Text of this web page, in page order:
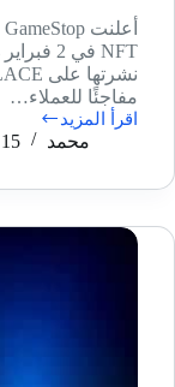
مفاجئًا للعملاء…
اقرأ المزيد
أعلنت
GameStop
عن
إغلاق
محمد 15 يناير، 2024